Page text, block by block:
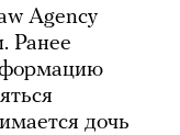
Agency
Ранее
дочь